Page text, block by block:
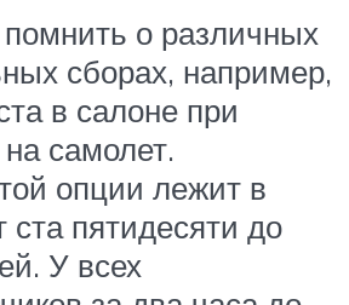
о различных
сборах, например,
в салоне при
самолет.
опции лежит в
ста пятидесяти до
У всех